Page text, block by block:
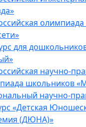
для
научно-
школьников
научно-
«Детская
(ДЮНА)»